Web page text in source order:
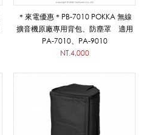
＊來電優惠＊PB-7010 POKKA 無線
擴音機原廠專用背包、防塵罩 適用
PA-7010、PA-9010
NT.4,000